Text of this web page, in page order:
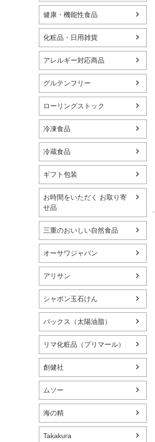
健康・機能性食品
化粧品・日用雑貨
アレルギー対応商品
グルテンフリー
ローリングストック
冷凍食品
冷蔵食品
ギフト包装
お時間をいただく お取り寄
せ品
三重のおいしい自然食品
オーサワジャパン
アリサン
シャボン玉石けん
パックス（太陽油脂）
リマ化粧品（プリマール）
創健社
ムソー
海の精
Takakura